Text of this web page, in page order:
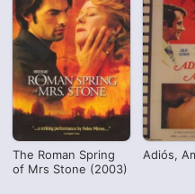
The Roman Spring
of Mrs Stone (2003)
Adiós,